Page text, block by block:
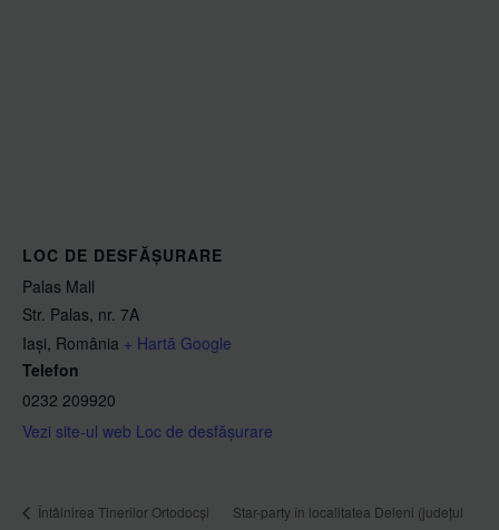
LOC DE DESFĂȘURARE
Palas Mall
Str. Palas, nr. 7A
Iași România + Hartă Google
Telefon
0232 209920
Vezi site-ul web Loc de desfășurare
Întâlnirea Tinerilor Ortodocși
Star-party în localitatea Deleni (județul